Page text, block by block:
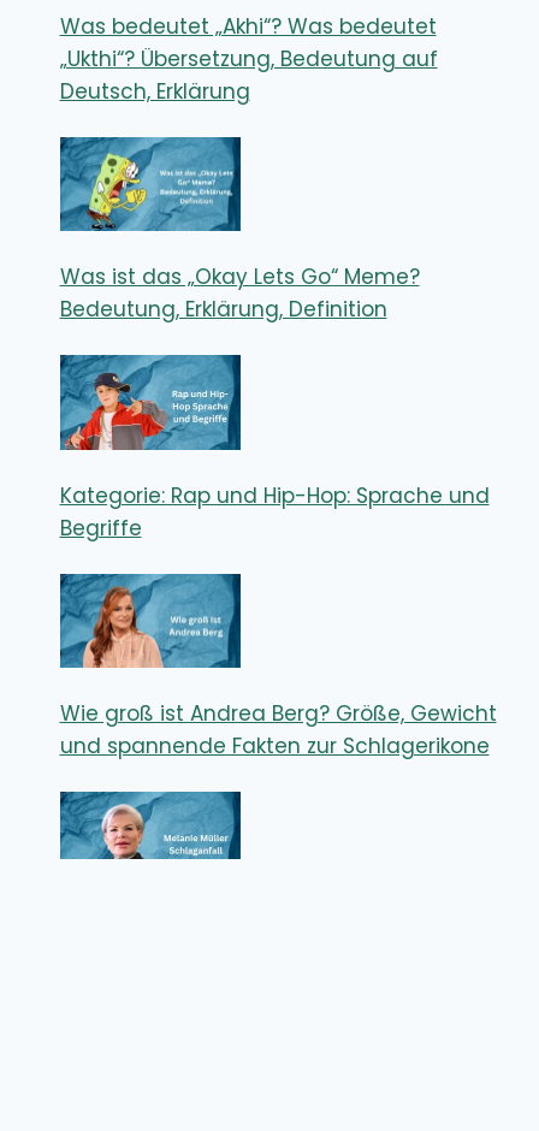
Was bedeutet „Akhi“? Was bedeutet
„Ukthi“? Übersetzung, Bedeutung auf
Deutsch, Erklärung
Was ist das „Okay Lets Go“ Meme?
Bedeutung, Erklärung, Definition
Kategorie: Rap und Hip-Hop: Sprache und
Begriffe
Wie groß ist Andrea Berg? Größe, Gewicht
und spannende Fakten zur Schlagerikone